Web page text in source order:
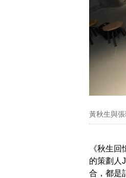
黃秋生與
《秋生
的策劃人
合，都是